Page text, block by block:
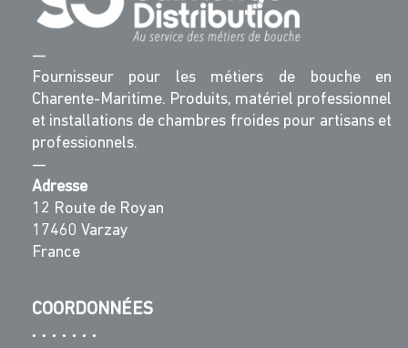
—
Fournisseur pour les métiers de bouche en
Charente-Maritime. Produits, matériel professionnel
et installations de chambres froides pour artisans et
professionnels.
—
Adresse
12 Route de Royan
17460 Varzay
France
COORDONNÉES